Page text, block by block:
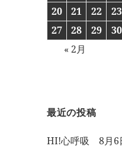
20
21 22 23
27
28 29 30
« 2月
最近の投稿
HI!心呼吸 8月6